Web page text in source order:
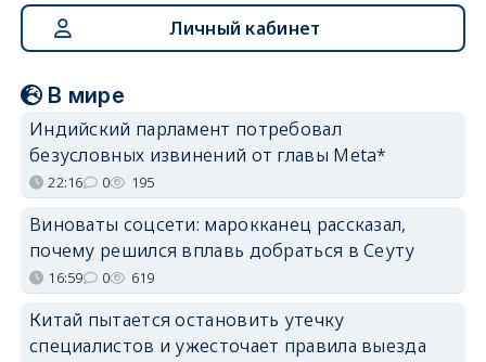
Личный кабинет
В мире
Индийский парламент потребовал
безусловных извинений от главы Meta*
22:16 0 195
Виноваты соцсети: марокканец рассказал,
почему решился вплавь добраться в Сеуту
16:59 0 619
Китай пытается остановить утечку
специалистов и ужесточает правила выезда